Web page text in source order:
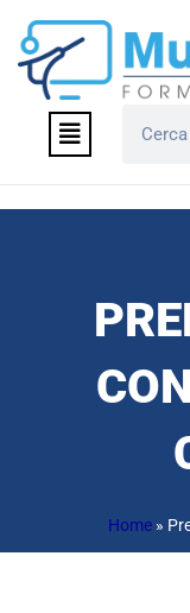
contenuto
Menu
Home »